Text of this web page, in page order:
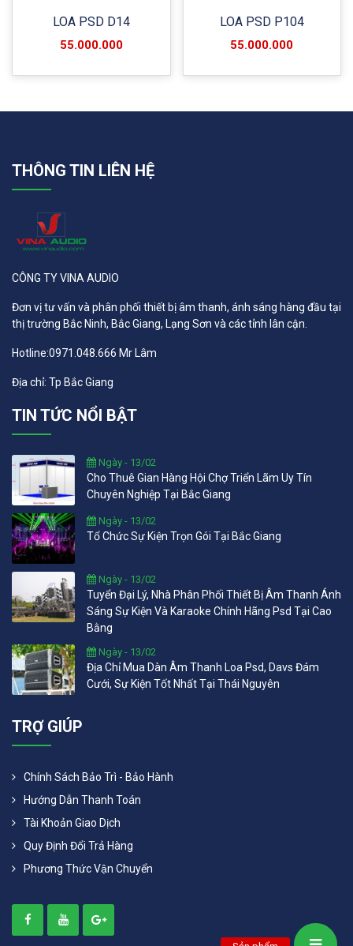
LOA PSD D14
55.000.000
LOA PSD P104
55.000.000
THÔNG TIN LIÊN HỆ
CÔNG TY VINA AUDIO
Đơn vị tư vấn và phân phối thiết bị âm thanh, ánh sáng hàng đầu tại
thị trường Bắc Ninh, Bắc Giang, Lạng Sơn và các tỉnh lân cận.
Hotline:0971.048.666 Mr Lâm
Địa chỉ: Tp Bắc Giang
TIN TỨC NỔI BẬT
Ngày - 13/02
Cho Thuê Gian Hàng Hội Chợ Triển Lãm Uy Tín
Chuyên Nghiệp Tại Bắc Giang
Ngày - 13/02
Tổ Chức Sự Kiện Trọn Gói Tại Bắc Giang
Ngày - 13/02
Tuyển Đại Lý, Nhà Phân Phối Thiết Bị Âm Thanh Ánh
Sáng Sự Kiện Và Karaoke Chính Hãng Psd Tại Cao
Bằng
Ngày - 13/02
Địa Chỉ Mua Dàn Âm Thanh Loa Psd, Davs Đám
Cưới, Sự Kiện Tốt Nhất Tại Thái Nguyên
TRỢ GIÚP
Chính Sách Bảo Trì - Bảo Hành
Hướng Dẫn Thanh Toán
Tài Khoản Giao Dịch
Quy Định Đổi Trả Hàng
Phương Thức Vận Chuyển